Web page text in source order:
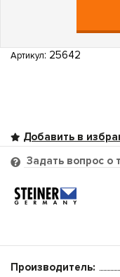
Артикул: 25642
Задать вопрос о
Производитель: